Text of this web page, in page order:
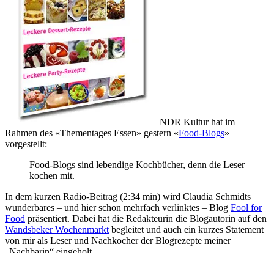
NDR Kultur hat im
Rahmen des «Thementages Essen» gestern «Food-Blogs»
vorgestellt:
Food-Blogs sind lebendige Kochbücher, denn die Leser
kochen mit.
In dem kurzen Radio-Beitrag (2:34 min) wird Claudia Schmidts
wunderbares – und hier schon mehrfach verlinktes – Blog Fool for
Food präsentiert. Dabei hat die Redakteurin die Blogautorin auf den
Wandsbeker Wochenmarkt begleitet und auch ein kurzes Statement
von mir als Leser und Nachkocher der Blogrezepte meiner